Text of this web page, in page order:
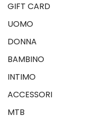
GIFT CARD
UOMO
DONNA
BAMBINO
INTIMO
ACCESSORI
MTB